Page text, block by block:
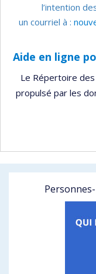
l’intention
un courriel à :
Aide en ligne
Le Répertoire
propulsé par les